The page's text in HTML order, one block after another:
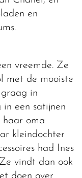
en
vreemde. Ze
met de mooiste
in
in een satijnen
haar oma
kleindochter
had Ines
vindt dan ook
doen over